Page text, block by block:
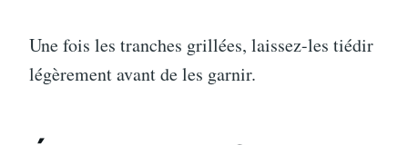
Une fois les tranches grillées, laissez-les tiédir
légèrement avant de les garnir.